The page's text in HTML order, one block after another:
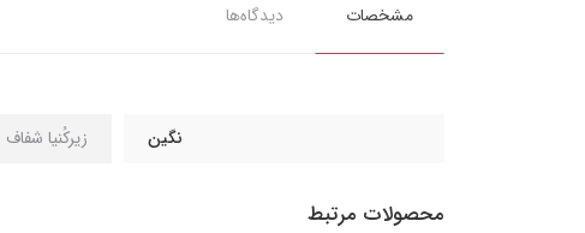
مشخصات دیدگاه‌ها
نگین زیرکُنیا شفاف
محصولات مرتبط